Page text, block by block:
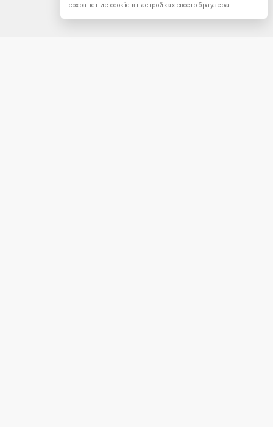
сохранение cookie в настройках своего браузера